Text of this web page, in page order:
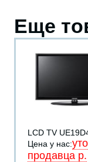
Еще
LCD TV
Цена у нас:
продавца р.